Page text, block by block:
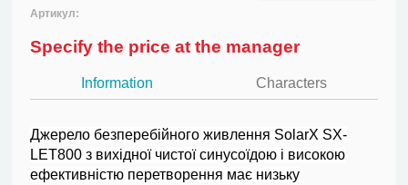
Артикул:
Specify the price at the manager
Information Characters
Джерело безперебійного живлення SolarX SX-
LET800 з вихідної чистої синусоїдою і високою
ефективністю перетворення має низьку